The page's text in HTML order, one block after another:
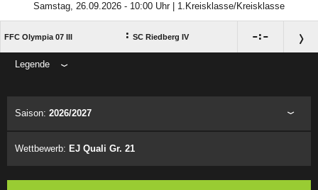
Samstag, 26.09.2026 - 10:00 Uhr | 1.Kreisklasse/Kreisklasse
FFC Olympia 07 III : SC Riedberg IV :
Legende
Saison: 2026/2027
Wettbewerb: EJ Quali Gr. 21